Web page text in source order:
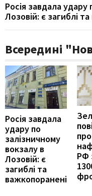
Росія завдала удару
Лозовій: є загиблі
Всередині
Росія завдала
удару по
залізничному
вокзалу в
Лозовій: є
загиблі та
важкопоранені
РФ